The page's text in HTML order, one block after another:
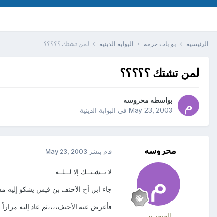
الرئيسيه بوابات حرمة البوابة الدينية لمن تشتك ؟؟؟؟؟
لمن تشتك ؟؟؟؟؟
بواسطه محروسه
May 23, 2003 في البوابة الدينية
محروسه
المتميزين
قام بنشر May 23, 2003
لا تــشـتــك إلا لــلــه
جاء ابن أخ الأحنف بن قيس يشكو إليه
فأعرض عنه الأحنف،،،،ثم عاد إليه